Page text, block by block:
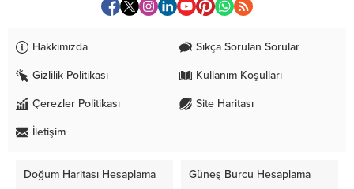
Hakkımızda Sıkça Sorulan Sorular
Gizlilik Politikası Kullanım Koşulları
Çerezler Politikası Site Haritası
İletişim
Doğum Haritası Hesaplama Güneş Burcu Hesaplama